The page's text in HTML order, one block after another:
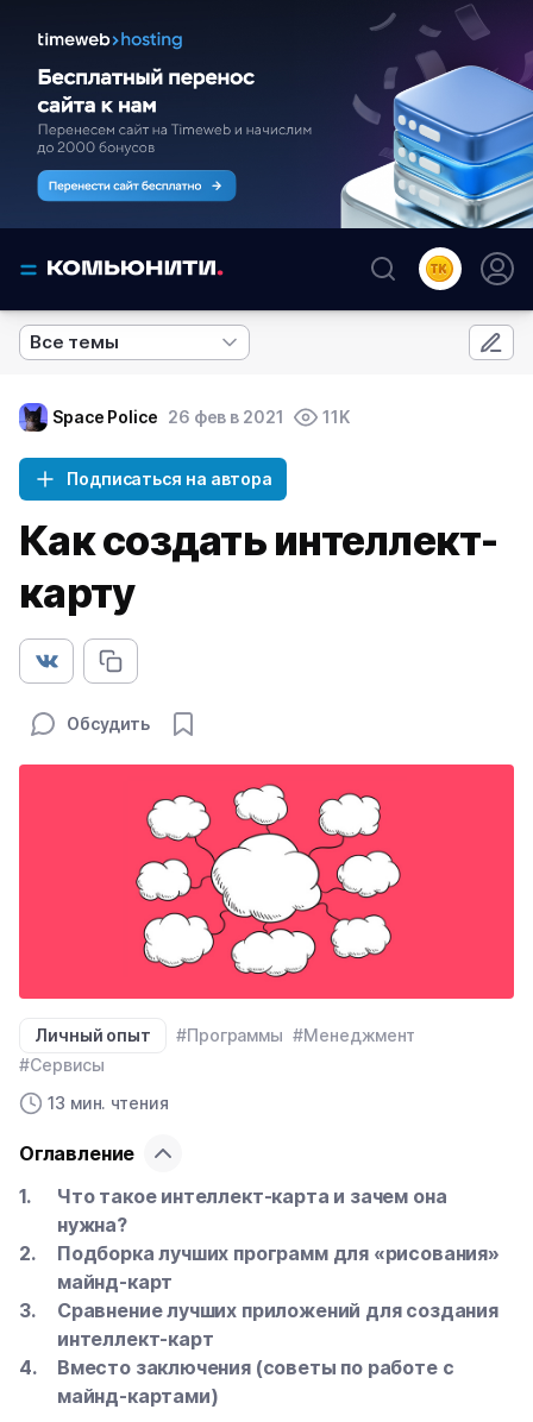
Все темы
Space Police 26 фев в 2021 11K
Подписаться на автора
Как создать интеллект-
карту
Обсудить
Личный опыт #Программы #Менеджмент
#Сервисы
13 мин. чтения
Оглавление
Что такое интеллект-карта и зачем она
нужна?
Подборка лучших программ для «рисования»
майнд-карт
Сравнение лучших приложений для создания
интеллект-карт
Вместо заключения (советы по работе с
майнд-картами)